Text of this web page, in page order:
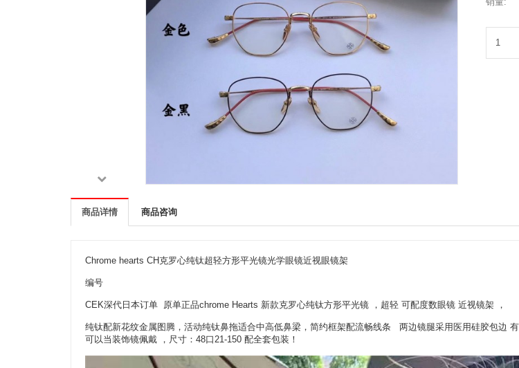
商品详情 商品咨询
Chrome hearts CH克罗心纯钛超轻方形平光镜光学眼镜近视眼镜架
编号
CEK深代日本订单 原单正品chrome Hearts 新款克罗心纯钛方形平光镜 ，超轻 可配度数眼镜 近视镜架 ，
纯钛配新花纹金属图腾，活动纯钛鼻拖适合中高低鼻梁，简约框架配流畅线条 两边镜腿采用医用硅胶包边
可以当装饰镜佩戴 ，尺寸：48口21-150 配全套包装！